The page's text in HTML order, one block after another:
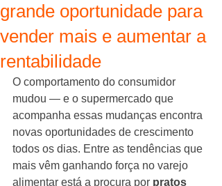
grande oportunidade para
vender mais e aumentar a
rentabilidade
O comportamento do consumidor
mudou — e o supermercado que
acompanha essas mudanças encontra
novas oportunidades de crescimento
todos os dias. Entre as tendências que
mais vêm ganhando força no varejo
alimentar está a procura por pratos